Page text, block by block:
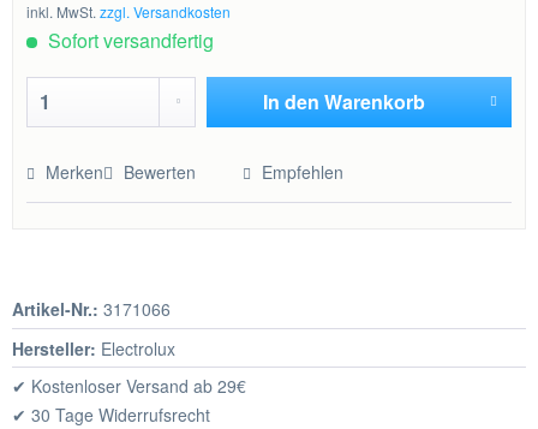
inkl. MwSt.zzgl. Versandkosten
Sofort versandfertig
In den Warenkorb
Merken Bewerten Empfehlen
Artikel-Nr.: 3171066
Hersteller: Electrolux
✔ Kostenloser Versand ab 29€
✔ 30 Tage Widerrufsrecht